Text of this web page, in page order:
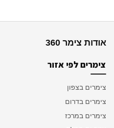
אודות צימר 360
צימרים לפי אזור
צימרים בצפון
צימרים בדרום
צימרים במרכז